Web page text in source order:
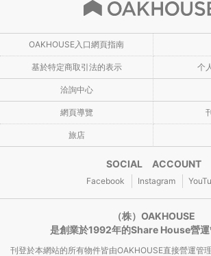
OAKHOUSE入口網頁指南
基於特定商取引法的表示 个
洽詢中心
網頁導覽
旅店
SOCIAL ACCOUNT
Facebook Instagram
（株）OAKHOUSE
是創業於1992年的Share House營運
刊登於本網站的所有物件皆由OAKHOUSE直接營運管